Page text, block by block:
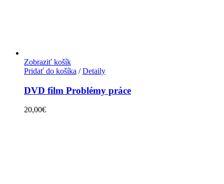
Zobraziť košík
Pridať do košíka / Detaily
DVD film Problémy práce
20,00€